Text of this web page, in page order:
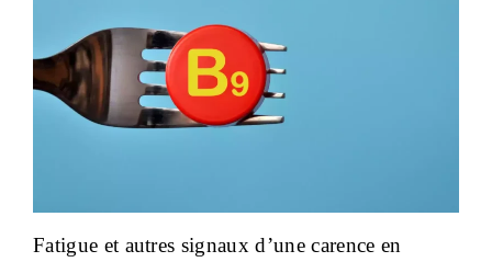
Fatigue et autres signaux d’une carence en